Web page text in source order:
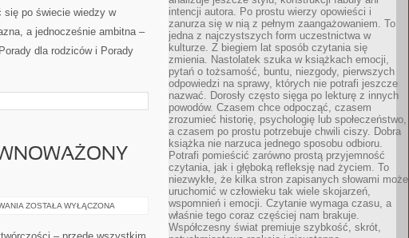
się po świecie wiedzy w
a jednocześnie ambitna –
dla rodziców i Porady
OCHRONA
ZRÓWNOWAŻONY
ZOSTAŁA WYŁĄCZONA
intencji autora. Po prostu wierzy opowieści i
zanurza się w nią z pełnym zaangażowaniem. To
jedna z najczystszych form uczestnictwa w
kulturze. Z biegiem lat sposób czytania się
zmienia. Nastolatek szuka w książkach emocji,
pytań o tożsamość, buntu, niezgody, pierwszych
odpowiedzi na sprawy, których nie potrafi jeszcze
nazwać. Dorosły często sięga po lekturę z innych
powodów. Czasem chce odpocząć, czasem
zrozumieć historię, psychologię lub społeczeństwo,
a czasem po prostu potrzebuje chwili ciszy. Dobra
książka nie narzuca jednego sposobu odbioru.
Potrafi pomieścić zarówno prostą przyjemność
czytania, jak i głęboką refleksję nad życiem. To
niezwykłe, że kilka stron zapisanych słowami może
uruchomić w człowieku tak wiele skojarzeń,
wspomnień i emocji. Czytanie wymaga czasu, a
właśnie tego coraz częściej nam brakuje.
Współczesny świat premiuje szybkość, skrót,